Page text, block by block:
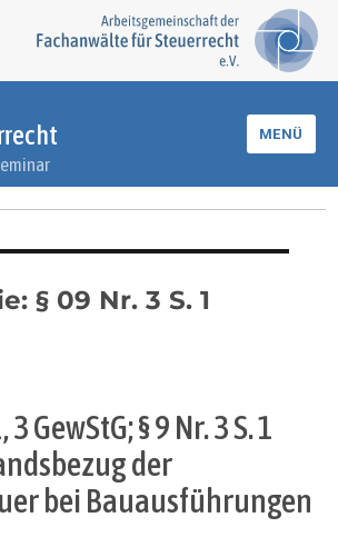
MENÜ
§ 09 Nr. 3 S. 1
3 GewStG; § 9 Nr. 3 S. 1
der
bei Bauausführungen